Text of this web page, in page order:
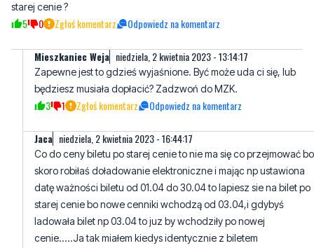
Hania niedziela, 2 kwietnia 2023 - 12:38:57
A co jeśli bilet kupiłam 2 kwietnia który jest ważny do 1 maja za 98
starej cenie ?
0 Zgłoś komentarz Odpowiedz na komentarz
Mieszkaniec Weja niedziela, 2 kwietnia 2023 - 13:14:17
będziesz musiała dopłacić? Zadzwoń do MZK.
3 1 Zgłoś komentarz Odpowiedz na komentarz
Jaca niedziela, 2 kwietnia 2023 - 16:44:17
Co do ceny biletu po starej cenie to nie ma się co przejmować bo
skoro robiłaś doładowanie elektroniczne i mając np ustawiona
datę ważności biletu od 01.04 do 30.04 to lapiesz sie na bilet po